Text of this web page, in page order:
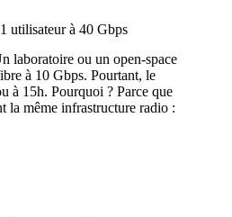
utilisateur à 40 Gbps
laboratoire ou un open-space
à 10 Gbps. Pourtant, le
à 15h. Pourquoi ? Parce que
la même infrastructure radio :